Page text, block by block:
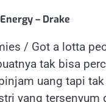
– Drake
/ Got a lotta
tak bisa
uang tapi
yang